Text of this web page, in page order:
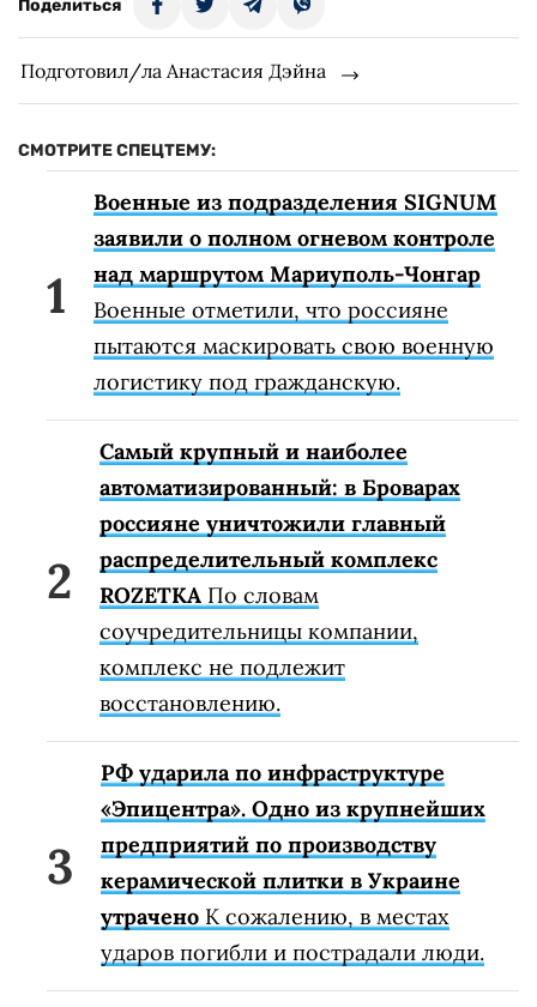
Поделиться
Подготовил/ла Анастасия Дэйна
СМОТРИТЕ СПЕЦТЕМУ:
Военные из подразделения SIGNUM
заявили о полном огневом контроле
над маршрутом Мариуполь-Чонгар
Военные отметили, что россияне
пытаются маскировать свою военную
логистику под гражданскую.
Самый крупный и наиболее
автоматизированный: в Броварах
россияне уничтожили главный
распределительный комплекс
ROZETKA По словам
соучредительницы компании,
комплекс не подлежит
восстановлению.
РФ ударила по инфраструктуре
«Эпицентра». Одно из крупнейших
предприятий по производству
керамической плитки в Украине
утрачено К сожалению, в местах
ударов погибли и пострадали люди.